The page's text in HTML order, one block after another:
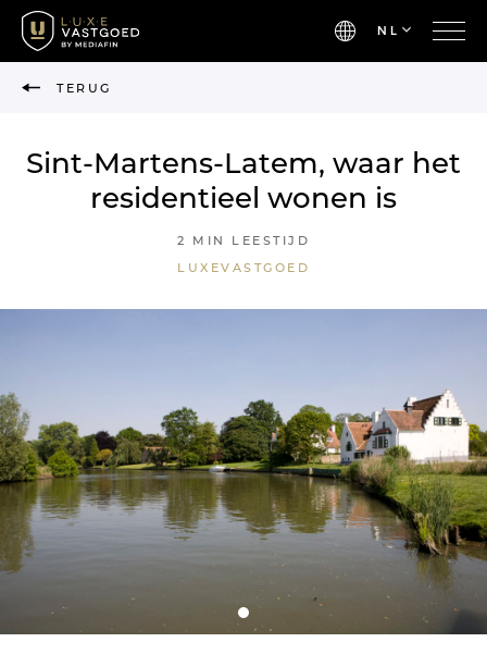
NL
TERUG
Sint-Martens-Latem, waar het
residentieel wonen is
2 MIN LEESTIJD
LUXEVASTGOED